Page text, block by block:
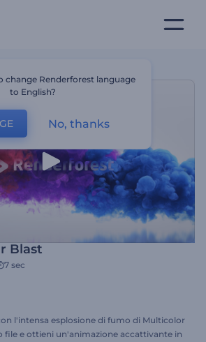
Blast
7 sec
l'intensa esplosione di fumo di Multicolor
file e ottieni un'animazione accattivante in
change Renderforest language
to English?
No, thanks